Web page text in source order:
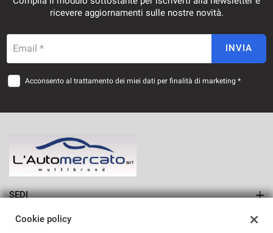
ricevere aggiornamenti sulle nostre novità.
Email * INVIA
Acconsento al trattamento dei miei dati per finalità di marketing *
SEDI
Sede di Francavilla Fontana
Cookie policy